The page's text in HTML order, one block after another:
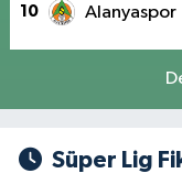
10 Alanyaspor
Süper Lig